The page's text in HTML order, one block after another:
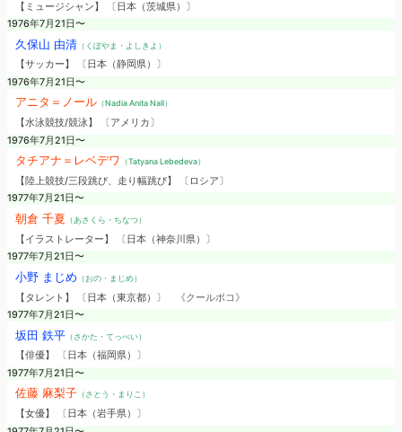
【ミュージシャン】 〔日本（茨城県）〕
1976年7月21日〜
久保山 由清（くぼやま・よしきよ）
【サッカー】 〔日本（静岡県）〕
1976年7月21日〜
アニタ＝ノール（Nadia Anita Nall）
【水泳競技/競泳】 〔アメリカ〕
1976年7月21日〜
タチアナ＝レベデワ （Tatyana Lebedeva）
【陸上競技/三段跳び、走り幅跳び】 〔ロシア〕
1977年7月21日〜
朝倉 千夏 （あさくら・ちなつ）
【イラストレーター】 〔日本（神奈川県）〕
1977年7月21日〜
小野 まじめ （おの・まじめ）
【タレント】 〔日本（東京都）〕
《クールポコ》
1977年7月21日〜
坂田 鉄平（さかた・てっぺい）
【俳優】 〔日本（福岡県）〕
1977年7月21日〜
佐藤 麻梨子（さとう・まりこ）
【女優】 〔日本（岩手県）〕